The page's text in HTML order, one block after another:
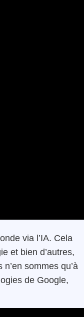
via l’IA. Cela
et bien d’autres,
sommes qu’à
de Google,